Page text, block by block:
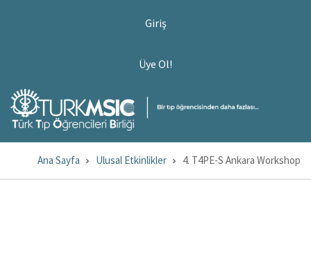
Giriş
Üye Ol!
SayfaAna Sayfa Ulusal Etkinlikler 4. T4PE-S Ankara Workshop